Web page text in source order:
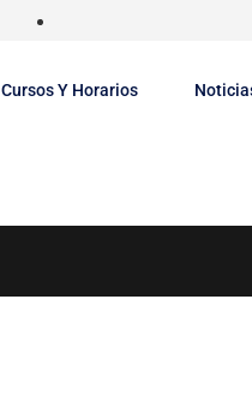
Cursos Y Horarios